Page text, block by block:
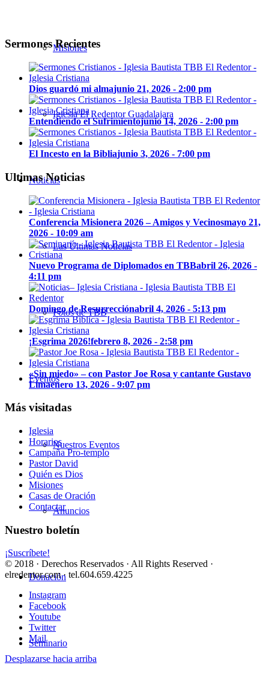
Misiones
Iglesia El Redentor Guadalajara
Noticias
Las Últimas Noticias
Fotos de TBB
Eventos
Nuestros Eventos
Anuncios
Donación
Seminario
Sermones Recientes
Dios guardó mi almajunio 21, 2026 - 2:00 pm
Entendiendo el Sufrimientojunio 14, 2026 - 2:00 pm
El Incesto en la Bibliajunio 3, 2026 - 7:00 pm
Ultimas Noticias
Conferencia Misionera 2026 – Amigos y Vecinosmayo 21,
2026 - 10:09 am
Nuevo Programa de Diplomados en TBBabril 26, 2026 -
4:11 pm
Domingo de Resurrecciónabril 4, 2026 - 5:13 pm
¡Esgrima 2026!febrero 8, 2026 - 2:58 pm
«Sin miedo» – con Pastor Joe Rosa y cantante Gustavo
Limaenero 13, 2026 - 9:07 pm
Más visitadas
Iglesia
Horarios
Campaña Pro-templo
Pastor David
Quién es Dios
Misiones
Casas de Oración
Contactar
Nuestro boletín
¡Suscríbete!
© 2018 · Derechos Reservados · All Rights Reserved ·
elredentor.com · tel.604.659.4225
Instagram
Facebook
Youtube
Twitter
Mail
Desplazarse hacia arriba